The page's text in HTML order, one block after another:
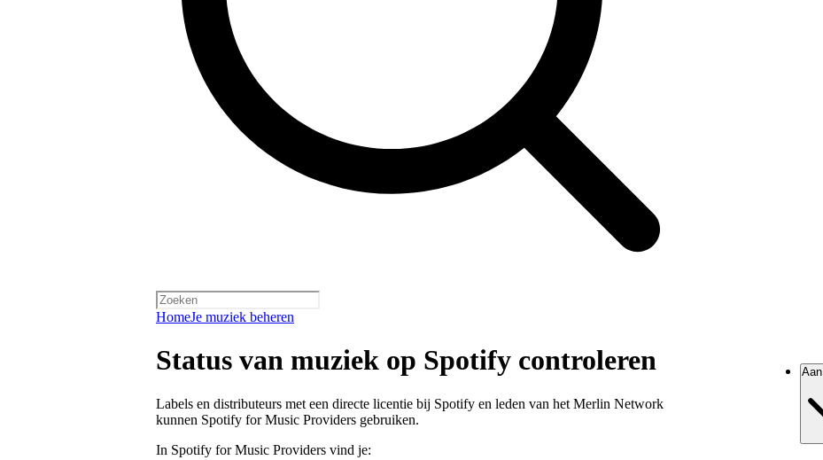
HomeJe muziek beheren
Status van muziek op Spotify controleren
Labels en distributeurs met een directe licentie bij Spotify en leden van het Merlin Network
kunnen Spotify for Music Providers gebruiken.
In Spotify for Music Providers vind je: